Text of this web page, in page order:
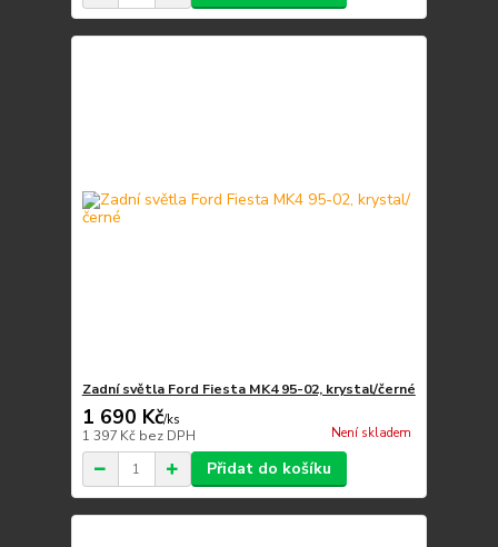
Zadní světla Ford Fiesta MK4 95-02, krystal/černé
1 690 Kč/ks
1 397 Kč bez DPH Není skladem
Přidat do košíku